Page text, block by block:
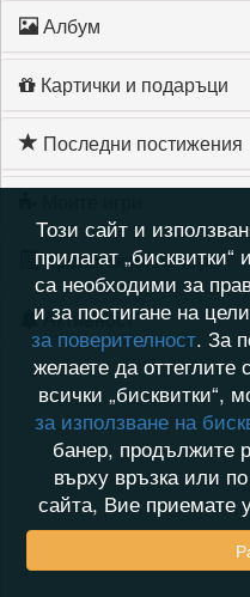
Албум
Картички и подаръци
Последни постижения
Хронология на игри
Активност
Този сайт и
прилагат
са необходими за
и за постигане на
за поверителност. За
желаете да оттеглите
всички „бисквитки“,
за използване на
банер, продължите
върху връзка или
сайта, Вие приемате